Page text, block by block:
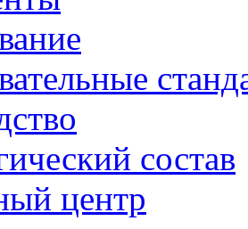
состав
центр